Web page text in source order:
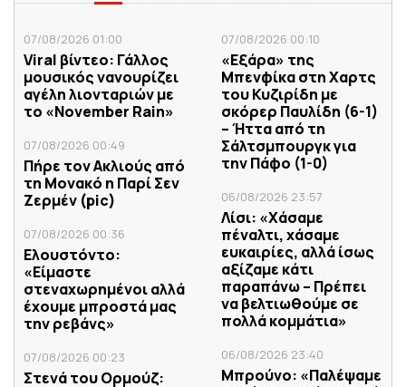
07/08/2026 01:00
Viral βίντεο: Γάλλος
μουσικός νανουρίζει
αγέλη λιονταριών με
το «November Rain»
07/08/2026 00:49
Πήρε τον Ακλιούς από
τη Μονακό η Παρί Σεν
Ζερμέν (pic)
07/08/2026 00:36
Ελουστόντο:
«Είμαστε
στεναχωρημένοι αλλά
έχουμε μπροστά μας
την ρεβάνς»
07/08/2026 00:23
Στενά του Ορμούζ:
07/08/2026 00:10
«Εξάρα» της
Μπενφίκα στη Χαρτς
του Κυζιρίδη με
σκόρερ Παυλίδη (6-1)
– Ήττα από τη
Σάλτσμπουργκ για
την Πάφο (1-0)
06/08/2026 23:57
Λίσι: «Χάσαμε
πέναλτι, χάσαμε
ευκαιρίες, αλλά ίσως
αξίζαμε κάτι
παραπάνω – Πρέπει
να βελτιωθούμε σε
πολλά κομμάτια»
06/08/2026 23:40
Μπρούνο: «Παλέψαμε